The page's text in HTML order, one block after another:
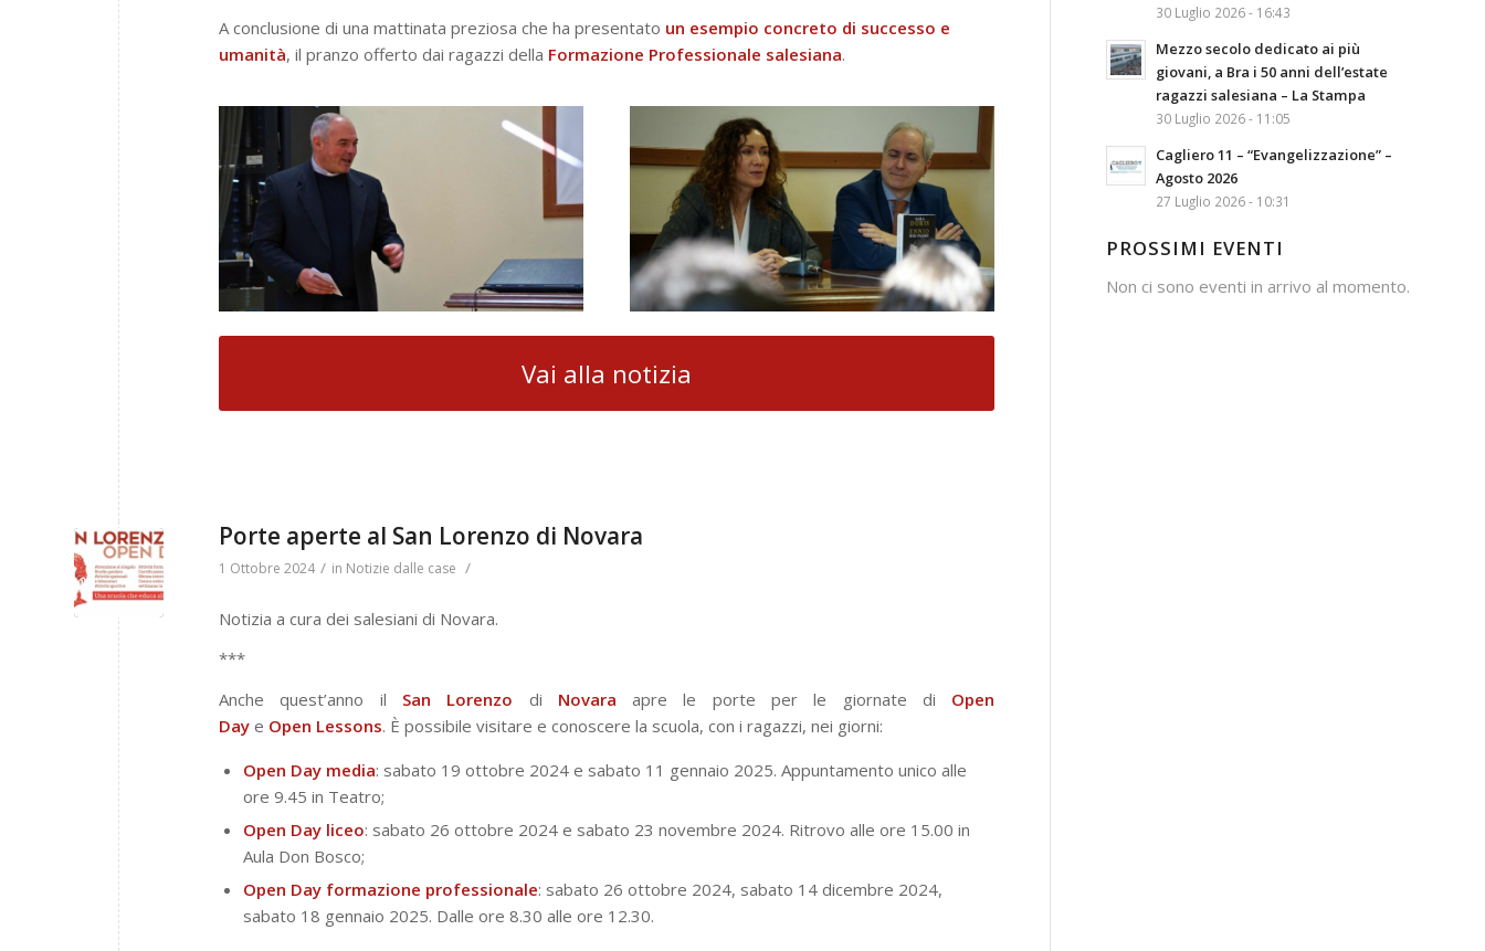
A conclusione di una mattinata preziosa che ha presentato un esempio concreto di successo e
umanità, il pranzo offerto dai ragazzi della Formazione Professionale salesiana.
Vai alla notizia
Porte aperte al San Lorenzo di Novara
1 Ottobre 2024 / in Notizie dalle case /
Notizia a cura dei salesiani di Novara.
***
Anche quest’anno il San Lorenzo di Novara apre le porte per le giornate di
Open
Day e Open Lessons. È possibile visitare e conoscere la scuola, con i ragazzi, nei giorni:
Open Day media: sabato 19 ottobre 2024 e sabato 11 gennaio 2025. Appuntamento unico alle
ore 9.45 in Teatro;
Open Day liceo: sabato 26 ottobre 2024 e sabato 23 novembre 2024. Ritrovo alle ore 15.00 in
Aula Don Bosco;
Open Day formazione professionale: sabato 26 ottobre 2024, sabato 14 dicembre 2024,
sabato 18 gennaio 2025. Dalle ore 8.30 alle ore 12.30.
30 Luglio 2026 - 16:43
Mezzo secolo dedicato ai più
giovani, a Bra i 50 anni dell’estate
ragazzi salesiana – La Stampa
30 Luglio 2026 - 11:05
Cagliero 11 – “Evangelizzazione” –
Agosto 2026
27 Luglio 2026 - 10:31
PROSSIMI EVENTI
Non ci sono eventi in arrivo al momento.